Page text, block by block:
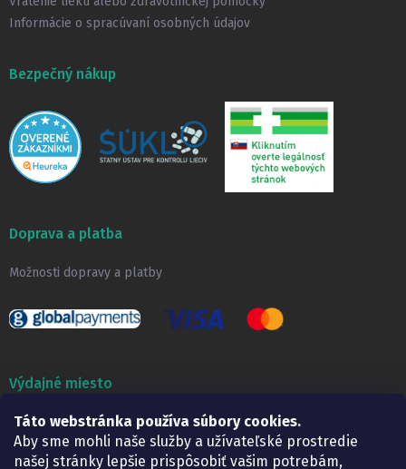
Táto webstránka používa súbory cookies.
Aby sme mohli naše služby a užívateľské prostredie
našej stránky lepšie prispôsobiť vašim potrebám,
Informácie o spracúvaní osobných údajov
Bezpečný nákup
Doprava a platba
Možnosti dopravy a platby
Výdajné miesto
Lekáreň ADONAI
Košice – Smetanova 2
Pondelok:
07.30 – 15.30 h.